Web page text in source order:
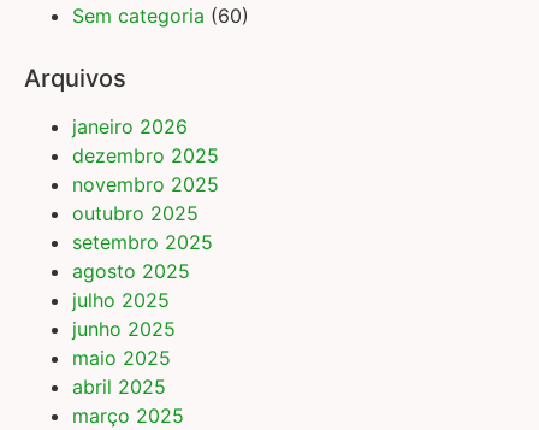
Sem categoria (60)
Arquivos
janeiro 2026
dezembro 2025
novembro 2025
outubro 2025
setembro 2025
agosto 2025
julho 2025
junho 2025
maio 2025
abril 2025
março 2025